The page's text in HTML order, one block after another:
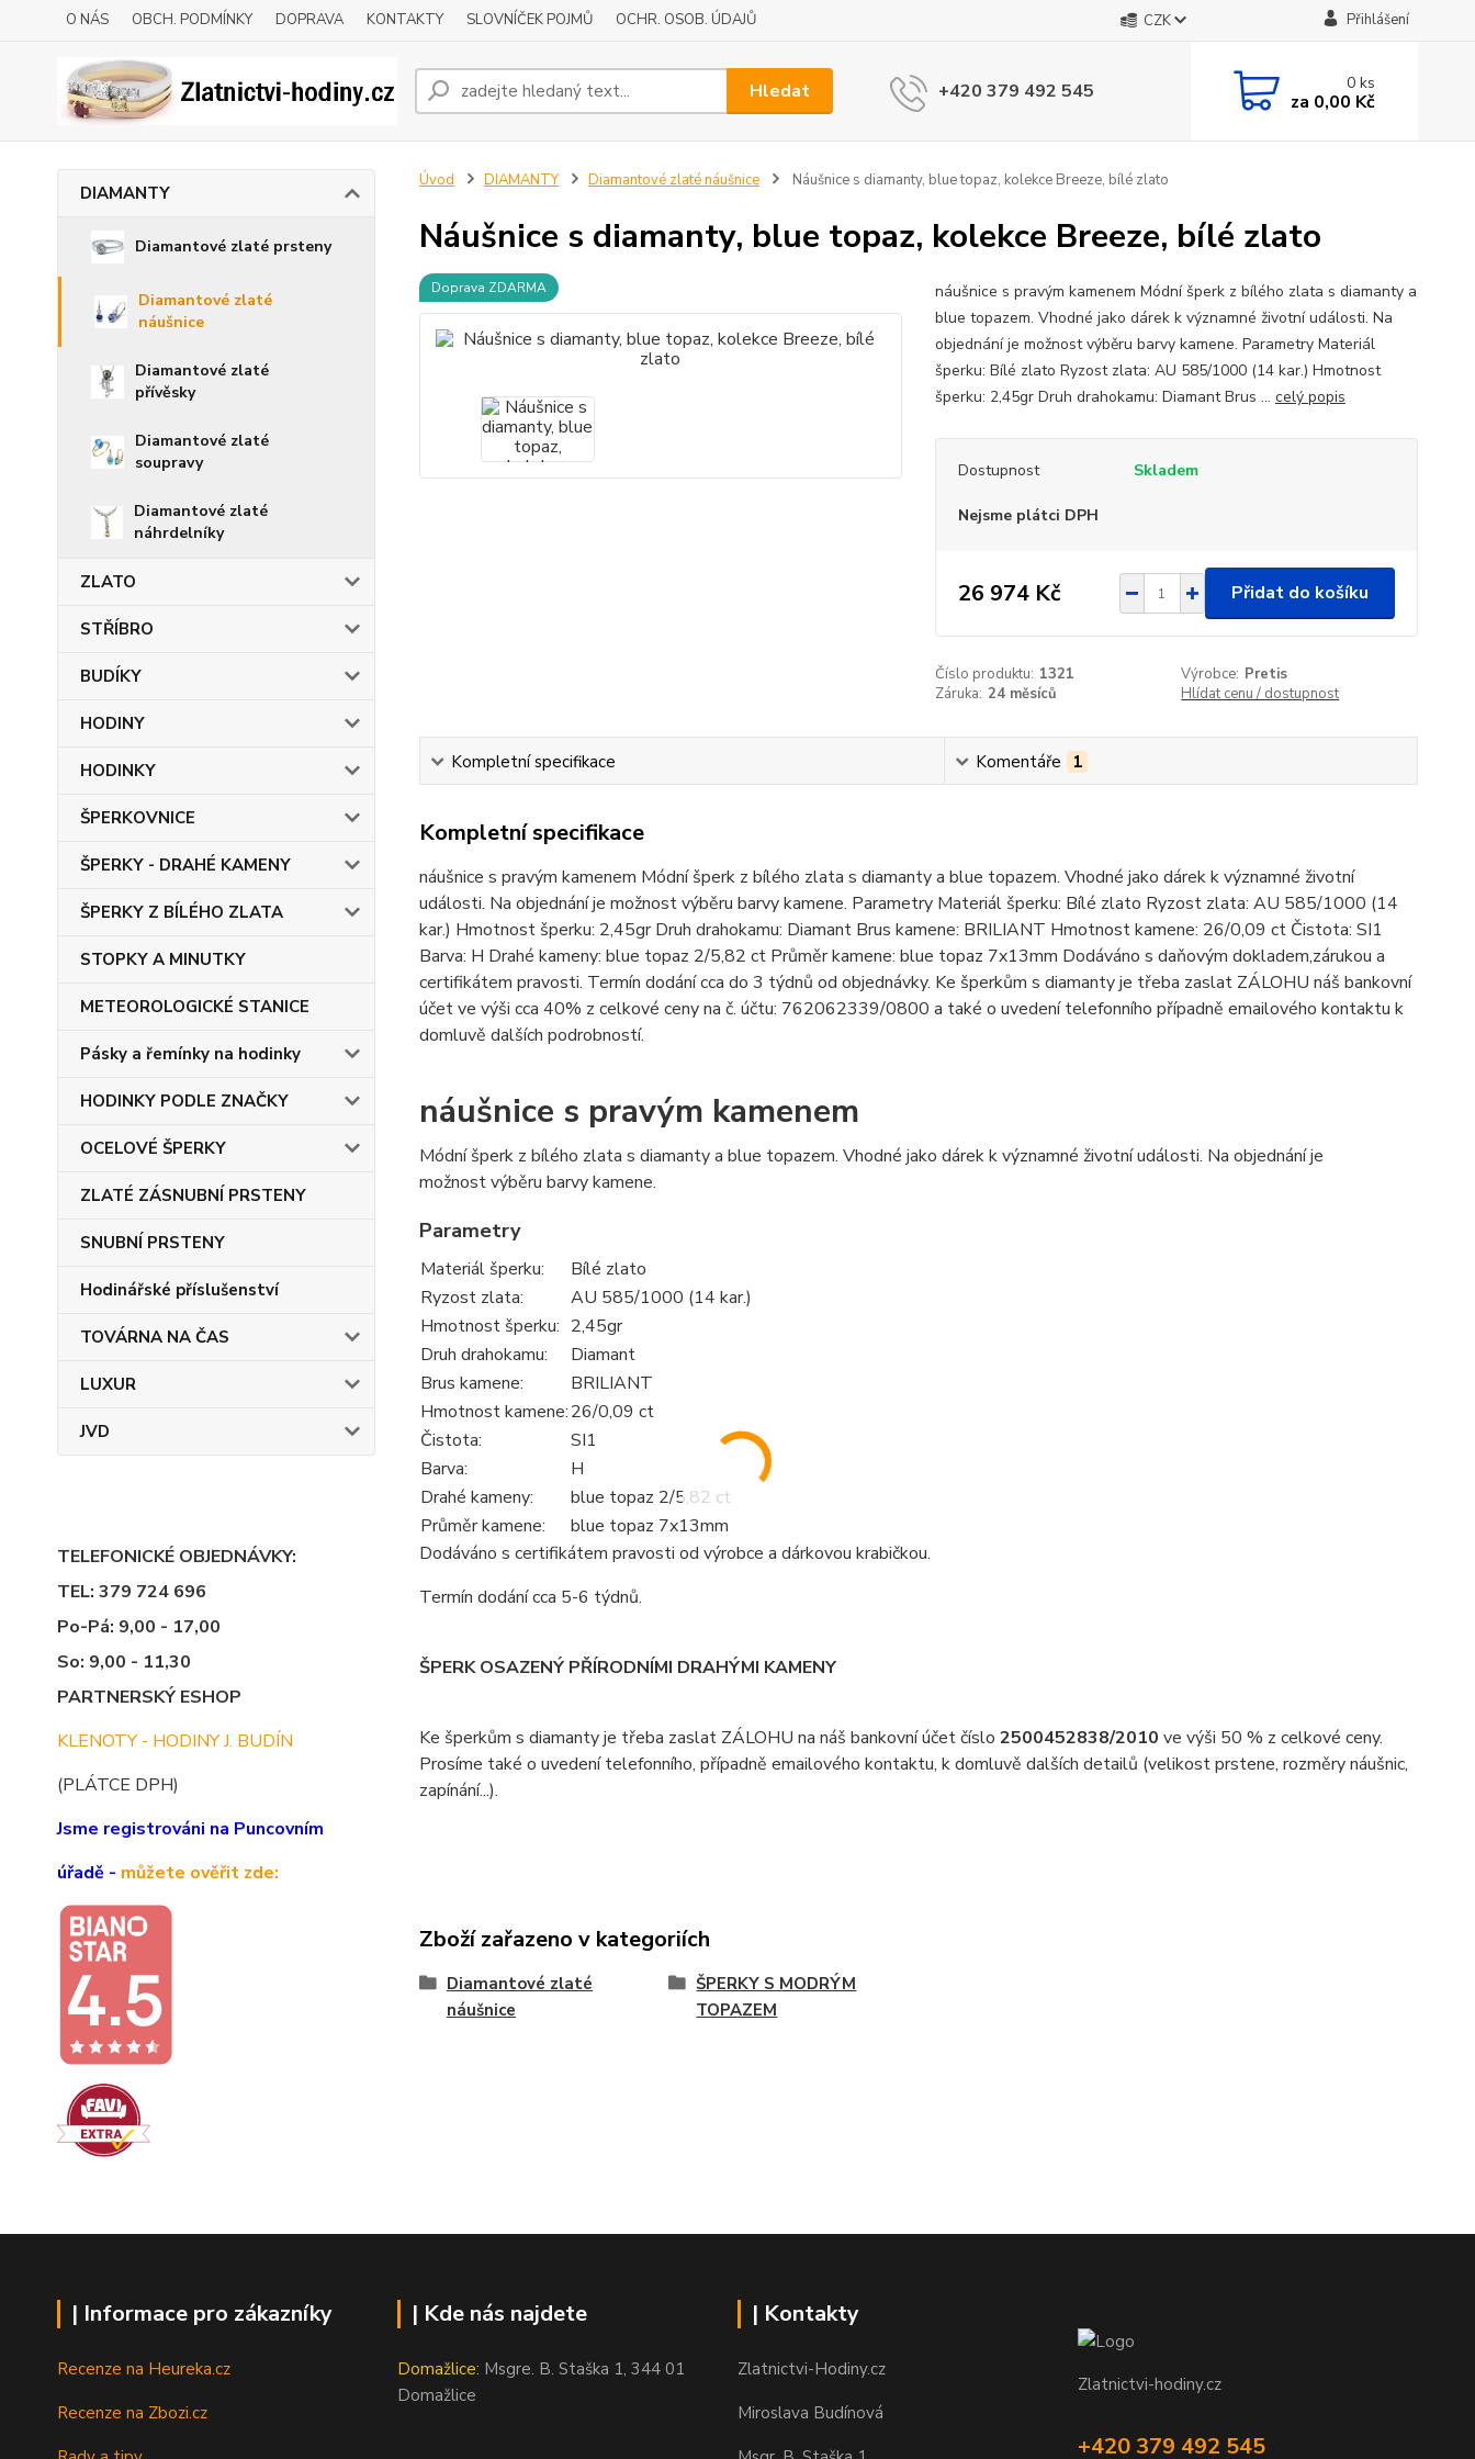
O NÁS OBCH. PODMÍNKY DOPRAVA KONTAKTY SLOVNÍČEK POJMŮ OCHR. OSOB. ÚDAJŮ CZK Přihlášení
Hledat +420 379 492 545 0ks
za 0,00 Kč
DIAMANTY
Diamantové zlaté prsteny
Diamantové zlaté
náušnice
Diamantové zlaté
přívěsky
Diamantové zlaté
soupravy
Diamantové zlaté
náhrdelníky
ZLATO
STŘÍBRO
BUDÍKY
HODINY
HODINKY
ŠPERKOVNICE
ŠPERKY - DRAHÉ KAMENY
ŠPERKY Z BÍLÉHO ZLATA
STOPKY A MINUTKY
METEOROLOGICKÉ STANICE
Pásky a řemínky na hodinky
HODINKY PODLE ZNAČKY
OCELOVÉ ŠPERKY
ZLATÉ ZÁSNUBNÍ PRSTENY
SNUBNÍ PRSTENY
Hodinářské příslušenství
TOVÁRNA NA ČAS
LUXUR
JVD
TELEFONICKÉ OBJEDNÁVKY:
TEL: 379 724 696
Po-Pá: 9,00 - 17,00
So: 9,00 - 11,30
PARTNERSKÝ ESHOP
KLENOTY - HODINY J. BUDÍN
(PLÁTCE DPH)
Jsme registrováni na Puncovním
úřadě - můžete ověřit zde:
Úvod DIAMANTY Diamantové zlaté náušnice Náušnice s diamanty, blue topaz, kolekce Breeze, bílé zlato
Náušnice s diamanty, blue topaz, kolekce Breeze, bílé zlato
Doprava ZDARMA
náušnice s pravým kamenem Módní šperk z bílého zlata s diamanty a
blue topazem. Vhodné jako dárek k významné životní události. Na
objednání je možnost výběru barvy kamene. Parametry Materiál
šperku: Bílé zlato Ryzost zlata: AU 585/1000 (14 kar.) Hmotnost
šperku: 2,45gr Druh drahokamu: Diamant Brus ... celý popis
Dostupnost Skladem
Nejsme plátci DPH
26 974 Kč Přidat do košíku
Číslo produktu: 1321 Výrobce: Pretis
Záruka: 24 měsíců Hlídat cenu / dostupnost
Kompletní specifikace Komentáře 1
Kompletní specifikace
náušnice s pravým kamenem Módní šperk z bílého zlata s diamanty a blue topazem. Vhodné jako dárek k významné životní
události. Na objednání je možnost výběru barvy kamene. Parametry Materiál šperku: Bílé zlato Ryzost zlata: AU 585/1000 (14
kar.) Hmotnost šperku: 2,45gr Druh drahokamu: Diamant Brus kamene: BRILIANT Hmotnost kamene: 26/0,09 ct Čistota: SI1
Barva: H Drahé kameny: blue topaz 2/5,82 ct Průměr kamene: blue topaz 7x13mm Dodáváno s daňovým dokladem,zárukou a
certifikátem pravosti. Termín dodání cca do 3 týdnů od objednávky. Ke šperkům s diamanty je třeba zaslat ZÁLOHU náš bankovní
účet ve výši cca 40% z celkové ceny na č. účtu: 762062339/0800 a také o uvedení telefonního případně emailového kontaktu k
domluvě dalších podrobností.
náušnice s pravým kamenem
Módní šperk z bílého zlata s diamanty a blue topazem. Vhodné jako dárek k významné životní události. Na objednání je
možnost výběru barvy kamene.
Parametry
Materiál šperku:
Bílé zlato
Ryzost zlata:
AU 585/1000 (14 kar.)
Hmotnost šperku: 2,45gr
Druh drahokamu:
Diamant
Brus kamene:
BRILIANT
Hmotnost kamene:26/0,09 ct
Čistota:
SI1
Barva:
H
Drahé kameny:
blue topaz 2/5,82 ct
Průměr kamene:
blue topaz 7x13mm
Dodáváno s certifikátem pravosti od výrobce a dárkovou krabičkou.
Termín dodání cca 5-6 týdnů.
ŠPERK OSAZENÝ PŘÍRODNÍMI DRAHÝMI KAMENY
Ke šperkům s diamanty je třeba zaslat ZÁLOHU na náš bankovní účet číslo 2500452838/2010 ve výši 50 % z celkové ceny.
Prosíme také o uvedení telefonního, případně emailového kontaktu, k domluvě dalších detailů (velikost prstene, rozměry náušnic,
zapínání...).
Zboží zařazeno v kategoriích
Diamantové zlaté
náušnice
ŠPERKY S MODRÝM
TOPAZEM
| Informace pro zákazníky
Recenze na Heureka.cz
Recenze na Zbozi.cz
| Kde nás najdete
Domažlice: Msgre. B. Staška 1, 344 01
Domažlice
| Kontakty
Zlatnictvi-Hodiny.cz
Miroslava Budínová
Zlatnictvi-hodiny.cz
+420 379 492 545